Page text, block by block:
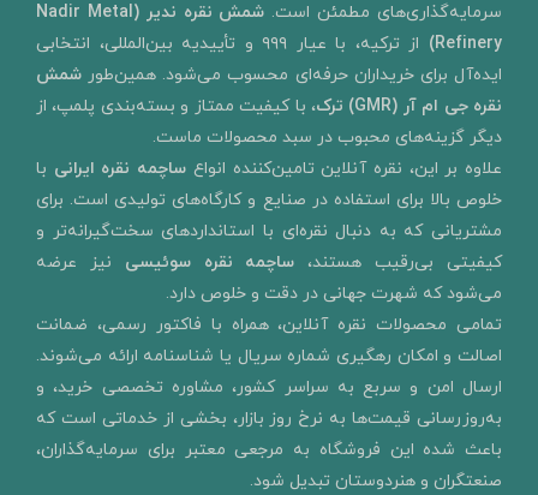
سرمایه‌گذاری‌های مطمئن است. شمش نقره ندیر
(Nadir Metal
Refinery)
از ترکیه، با عیار ۹۹۹ و تأییدیه بین‌المللی، انتخابی
ایده‌آل برای خریداران حرفه‌ای محسوب می‌شود. همین‌طور شمش
نقره جی ام آر (GMR) ترک
، با کیفیت ممتاز و بسته‌بندی پلمپ، از
دیگر گزینه‌های محبوب در سبد محصولات ماست.
علاوه بر این، نقره آنلاین تامین‌کننده انواع ساچمه نقره ایرانی با
خلوص بالا برای استفاده در صنایع و کارگاه‌های تولیدی است. برای
مشتریانی که به دنبال نقره‌ای با استانداردهای سخت‌گیرانه‌تر و
کیفیتی بی‌رقیب هستند، ساچمه نقره سوئیسی نیز عرضه
می‌شود که شهرت جهانی در دقت و خلوص دارد.
تمامی محصولات نقره آنلاین، همراه با فاکتور رسمی، ضمانت
اصالت و امکان رهگیری شماره سریال یا شناسنامه ارائه می‌شوند.
ارسال امن و سربع به سراسر کشور، مشاوره تخصصی خرید، و
به‌روزرسانی قیمت‌ها به نرخ روز بازار، بخشی از خدماتی است که
باعث شده این فروشگاه به مرجعی معتبر برای سرمایه‌گذاران،
صنعتگران و هنردوستان تبدیل شود.